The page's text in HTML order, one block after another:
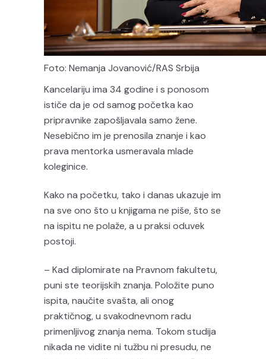
Foto: Nemanja Jovanović/RAS Srbija
Kancelariju ima 34 godine i s ponosom
ističe da je od samog početka kao
pripravnike zapošljavala samo žene.
Nesebično im je prenosila znanje i kao
prava mentorka usmeravala mlade
koleginice.
Kako na početku, tako i danas ukazuje im
na sve ono što u knjigama ne piše, što se
na ispitu ne polaže, a u praksi oduvek
postoji.
– Kad diplomirate na Pravnom fakultetu,
puni ste teorijskih znanja. Položite puno
ispita, naučite svašta, ali onog
praktičnog, u svakodnevnom radu
primenljivog znanja nema. Tokom studija
nikada ne vidite ni tužbu ni presudu, ne